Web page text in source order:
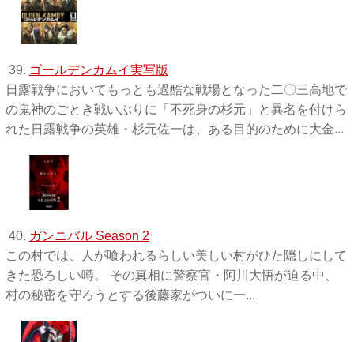
39. ゴールデンカムイ実写版
日露戦争においてもっとも過酷な戦場となった二〇三高地で
の鬼神のごとき戦いぶりに「不死身の杉元」と異名を付けら
れた日露戦争の英雄・杉元佐一は、ある目的のために大金...
40. ガンニバル Season 2
この村では、人が喰われるらしい美しい村がひた隠しにして
きた恐ろしい噂。 その真相に警察官・阿川大悟が迫る中、
村の秘密を守ろうとする後藤家がついに一...